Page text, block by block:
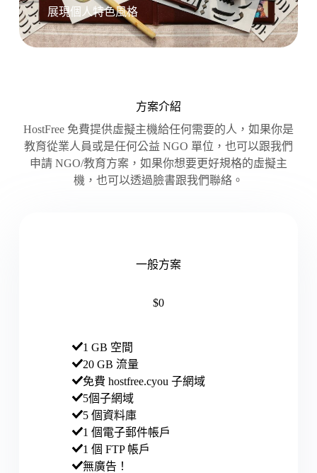
展現個人特色風格
方案介紹
HostFree 免費提供虛擬主機給任何需要的人，如果你是
教育從業人員或是任何公益 NGO 單位，也可以跟我們
申請 NGO/教育方案，如果你想要更好規格的虛擬主
機，也可以透過臉書跟我們聯絡。
一般方案
$0
1 GB 空間
20 GB 流量
免費 hostfree.cyou 子網域
5個子網域
5 個資料庫
1 個電子郵件帳戶
1 個 FTP 帳戶
無廣告！